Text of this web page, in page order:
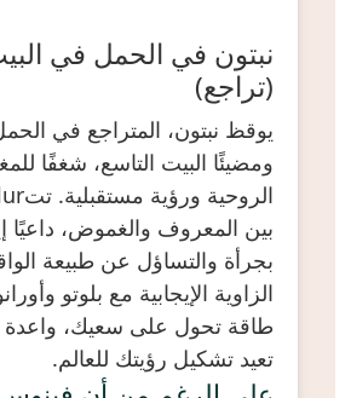
نبتون في الحمل في
(تراجع)
يوقظ نبتون، المتراجع في
ومضيئًا البيت التاسع، شغفًا
بين المعروف والغموض، داعيًا
بجرأة والتساؤل عن طبيعة
الزاوية الإيجابية مع بلوتو
طاقة تحول على سعيك،
تعيد تشكيل رؤيتك للعالم.